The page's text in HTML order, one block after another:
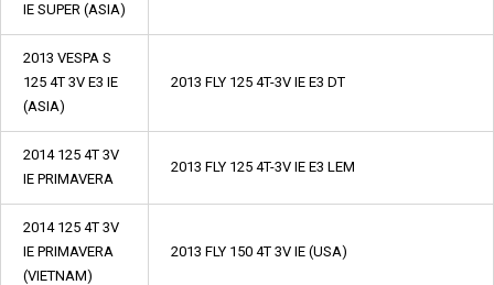
IE SUPER (ASIA)
2013 VESPA S
125 4T 3V E3 IE
(ASIA)
2013 FLY 125 4T-3V IE E3 DT
2014 125 4T 3V
IE PRIMAVERA
2013 FLY 125 4T-3V IE E3 LEM
2014 125 4T 3V
IE PRIMAVERA
(VIETNAM)
2013 FLY 150 4T 3V IE (USA)